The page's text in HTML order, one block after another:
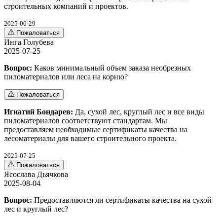
строительных компаний и проектов.
2025-06-29
Пожаловаться
Инга Голубева
2025-07-25
Вопрос: Каков минимальный объем заказа необрезных
пиломатериалов или леса на корню?
Пожаловаться
Игнатий Бондарев: Да, сухой лес, круглый лес и все виды
пиломатериалов соответствуют стандартам. Мы
предоставляем необходимые сертификаты качества на
лесоматериалы для вашего строительного проекта.
2025-07-25
Пожаловаться
Ясослава Дьячкова
2025-08-04
Вопрос: Предоставляются ли сертификаты качества на сухой
лес и круглый лес?